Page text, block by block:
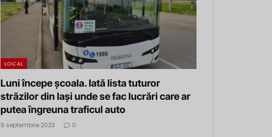
LOCAL
Luni începe şcoala. Iată lista tuturor
străzilor din Iaşi unde se fac lucrări care ar
putea îngreuna traficul auto
9 septembrie 2023 0